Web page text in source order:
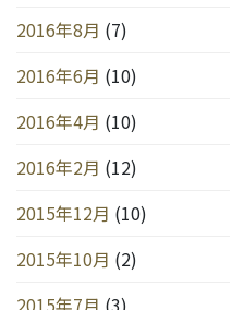
2016年8月 (7)
2016年6月 (10)
2016年4月 (10)
2016年2月 (12)
2015年12月 (10)
2015年10月 (2)
2015年7月 (3)